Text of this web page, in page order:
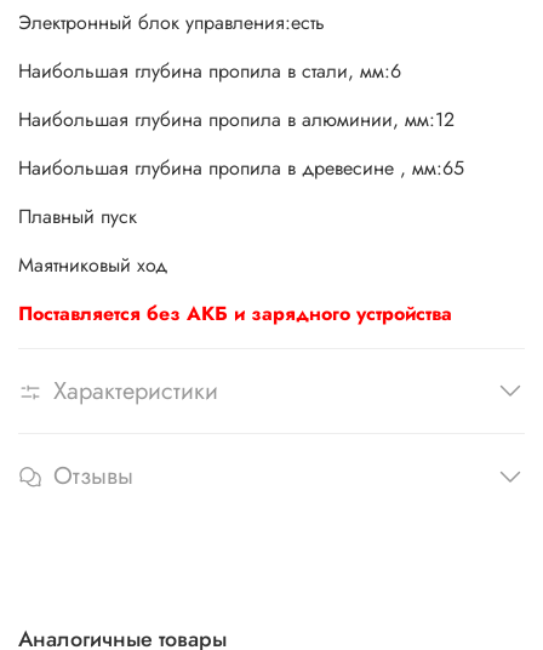
Электронный блок управления:есть
Наибольшая глубина пропила в стали, мм:6
Наибольшая глубина пропила в алюминии, мм:12
Наибольшая глубина пропила в древесине , мм:65
Плавный пуск
Маятниковый ход
Поставляется без АКБ и зарядного устройства
Характеристики
Отзывы
Аналогичные товары